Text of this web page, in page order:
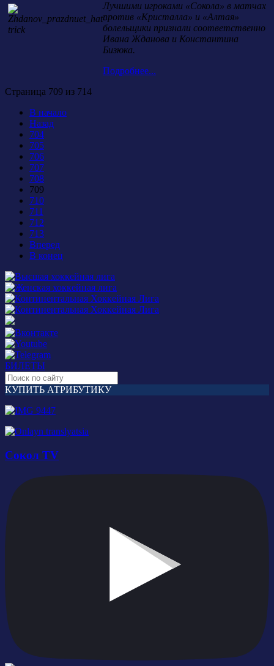
Лучшими игроками «Сокола» в матчах
против «Кристалла» и «Алтая»
болельщики признали соответственно
Ивана Жданова и Константина
Бизюка.
Подробнее...
Страница 709 из 714
В начало
Назад
704
705
706
707
708
709
710
711
712
713
Вперед
В конец
БИЛЕТЫ
КУПИТЬ АТРИБУТИКУ
Сокол TV